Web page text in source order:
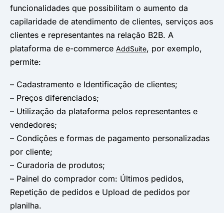
funcionalidades que possibilitam o aumento da
capilaridade de atendimento de clientes, serviços aos
clientes e representantes na relação B2B. A
plataforma de e-commerce AddSuite, por exemplo,
permite:
– Cadastramento e Identificação de clientes;
– Preços diferenciados;
– Utilização da plataforma pelos representantes e
vendedores;
– Condições e formas de pagamento personalizadas
por cliente;
– Curadoria de produtos;
– Painel do comprador com: Últimos pedidos,
Repetição de pedidos e Upload de pedidos por
planilha.